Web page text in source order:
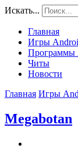
Искать...
Главная
Игры
Программы
Читы
Новости
Главная Игры
Megabotan